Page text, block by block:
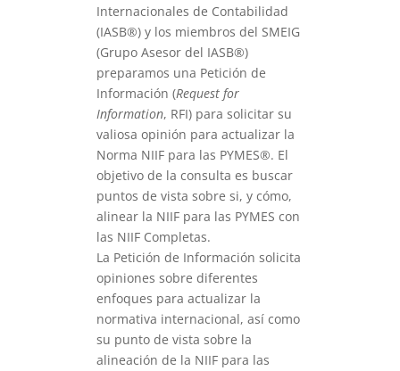
Internacionales de Contabilidad
(IASB®) y los miembros del SMEIG
(Grupo Asesor del IASB®)
preparamos una Petición de
Información (Request for
Information, RFI) para solicitar su
valiosa opinión para actualizar la
Norma NIIF para las PYMES®. El
objetivo de la consulta es buscar
puntos de vista sobre si, y cómo,
alinear la NIIF para las PYMES con
las NIIF Completas.
La Petición de Información solicita
opiniones sobre diferentes
enfoques para actualizar la
normativa internacional, así como
su punto de vista sobre la
alineación de la NIIF para las